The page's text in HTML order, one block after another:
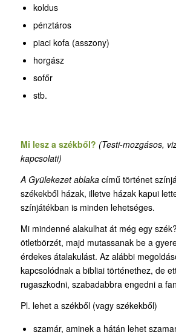
koldus
pénztáros
piaci kofa (asszony)
horgász
sofőr
stb.
Mi lesz a székből? (Testi-mozgásos,
kapcsolati)
A Gyülekezet ablakacímű történet
székekből házak, illetve házak kapui
színjátékban is minden lehetséges.
Mi mindenné alakulhat át még egy
ötletbörzét, majd mutassanak be a
érdekes átalakulást. Az alábbi
kapcsolódnak a bibliai történethez, de
rugaszkodni, szabadabbra engedni a
Pl. lehet a székből (vagy székekből)
szamár, aminek a hátán lehet